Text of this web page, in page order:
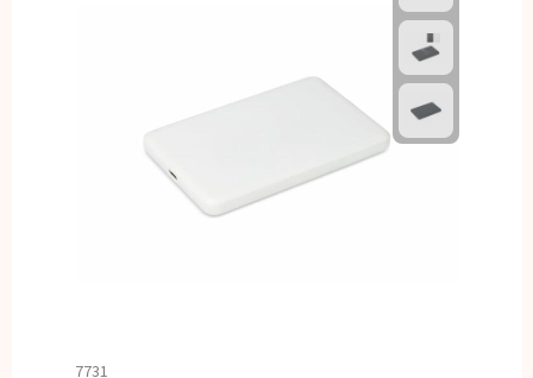
7731